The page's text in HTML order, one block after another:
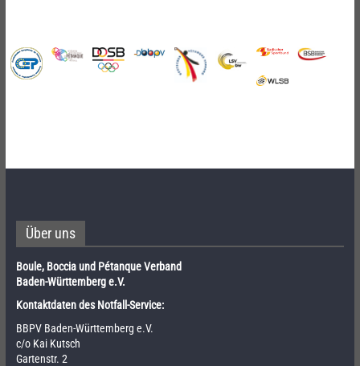
Über uns
Boule, Boccia und Pétanque Verband
Baden-Württemberg e.V.
Kontaktdaten des Notfall-Service:
BBPV Baden-Württemberg e.V.
c/o Kai Kutsch
Gartenstr. 2